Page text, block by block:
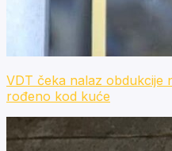
VDT čeka nalaz obdukcije
rođeno kod kuće